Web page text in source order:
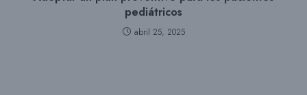
pediátricos
abril 25, 2025